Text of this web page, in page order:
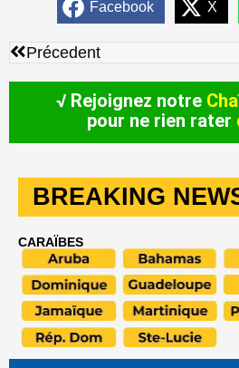
Facebook X
Précédent
Précedent
√ Rejoignez notre
pour ne rien rater
BREAKING
CARAÏBES